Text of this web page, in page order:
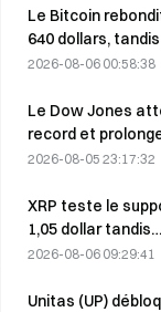
l’équipe affirme
fonds des
n’ont pas été
Le Bitcoin
640 dollars, tandis
vulnérabilité de
portefeuilles
plus haut niveau
mois
2026-08-06 00:58:38
Le Dow Jones
record et
rallye de cinq jours
investissements
stimulent les gains
2026-08-05 23:17:32
XRP teste le
1,05 dollar tandis
qu’Ethereum se
contexte de faible
2026-08-06 09:29:41
Unitas (UP)